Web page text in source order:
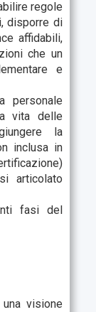
regole
disporre di
affidabili,
che un
e
personale
vita delle
la
inclusa in
articolato
fasi del
visione